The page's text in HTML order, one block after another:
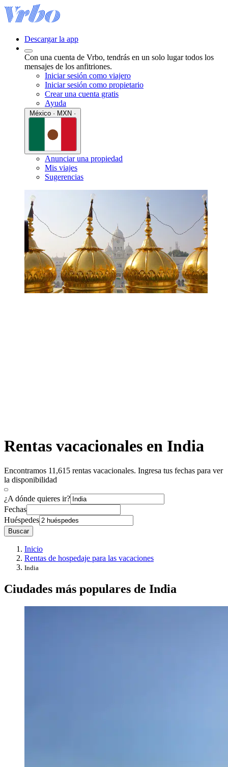
Descargar la app
Con una cuenta de Vrbo, tendrás en un solo lugar todos los
mensajes de los anfitriones.
Iniciar sesión como viajero
Iniciar sesión como propietario
Crear una cuenta gratis
Ayuda
Anunciar una propiedad
Mis viajes
Sugerencias
Rentas vacacionales en India
Encontramos 11,615 rentas vacacionales. Ingresa tus fechas para ver
la disponibilidad
¿A dónde quieres ir?
Fechas
Huéspedes
Buscar
Inicio
Rentas de hospedaje para las vacaciones
India
Ciudades más populares de India